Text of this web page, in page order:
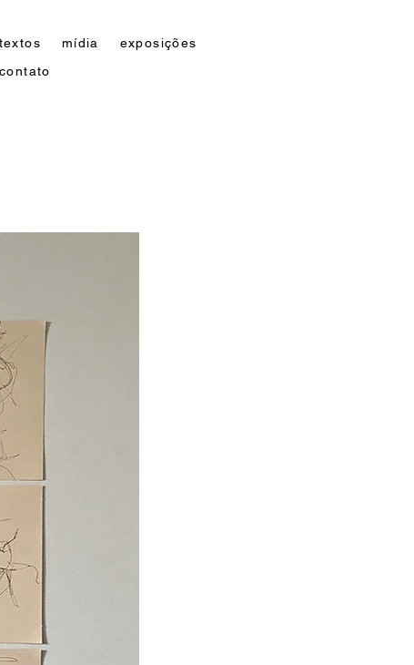
textos mídia
exposições
contato